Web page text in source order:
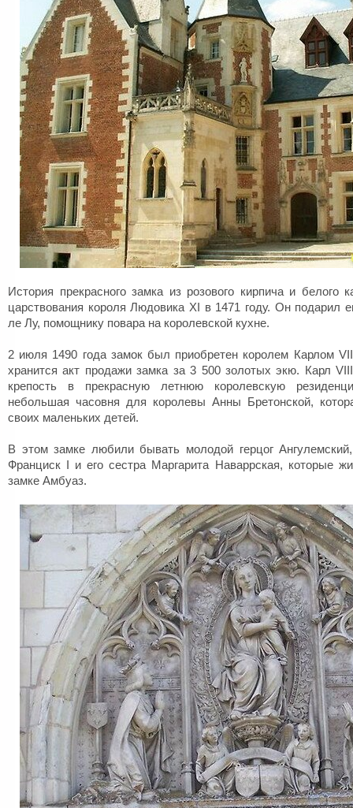
История прекрасного замка из розового кирпича и белого
царствования короля Людовика XI в 1471 году. Он подарил
ле Лу, помощнику повара на королевской кухне.
2 июля 1490 года замок был приобретен королем Карлом
хранится акт продажи замка за 3 500 золотых экю. Карл
крепость в прекрасную летнюю королевскую
небольшая часовня для королевы Анны Бретонской,
своих маленьких детей.
В этом замке любили бывать молодой герцог
Франциск I и его сестра Маргарита Наваррская, которые
замке Амбуаз.